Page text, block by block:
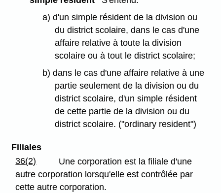
a) d'un simple résident de la division ou
du district scolaire, dans le cas d'une
affaire relative à toute la division
scolaire ou à tout le district scolaire;
b) dans le cas d'une affaire relative à une
partie seulement de la division ou du
district scolaire, d'un simple résident
de cette partie de la division ou du
district scolaire. ("ordinary resident")
Filiales
36(2)
Une corporation est la filiale d'une
autre corporation lorsqu'elle est contrôlée par
cette autre corporation.